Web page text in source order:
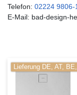
Telefon: 02224 9806-
E-Mail: bad-design-
Lieferung DE, AT,